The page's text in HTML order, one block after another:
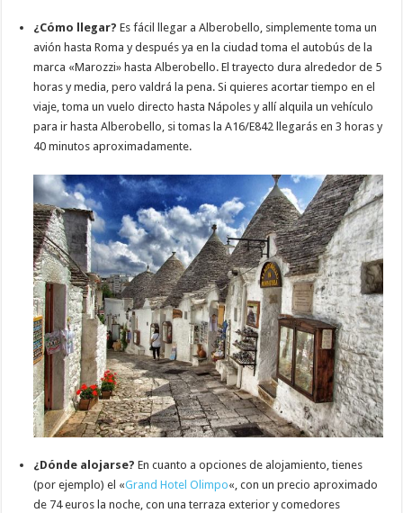
¿Cómo llegar?Es fácil llegar a Alberobello, simplemente toma un
avión hasta Roma y después ya en la ciudad toma el autobús de la
marca «Marozzi» hasta Alberobello. El trayecto dura alrededor de 5
horas y media, pero valdrá la pena. Si quieres acortar tiempo en el
viaje, toma un vuelo directo hasta Nápoles y allí alquila un vehículo
para ir hasta Alberobello, si tomas la A16/E842 llegarás en 3 horas y
40 minutos aproximadamente.
¿Dónde alojarse? En cuanto a opciones de alojamiento, tienes
(por ejemplo) el «Grand Hotel Olimpo«, con un precio aproximado
de 74 euros la noche, con una terraza exterior y comedores